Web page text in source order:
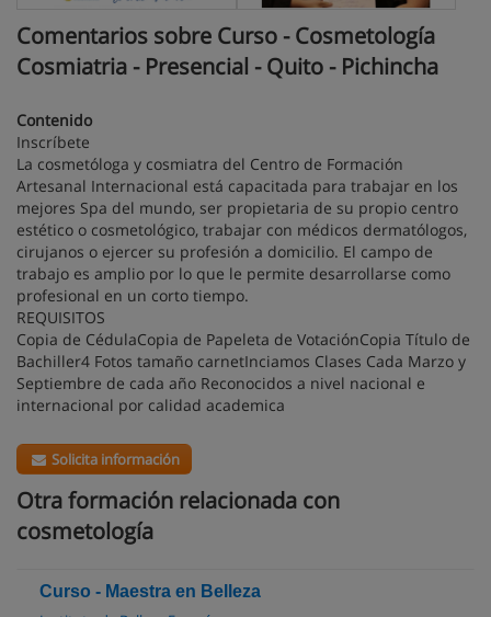
Comentarios sobre Curso - Cosmetología
Cosmiatria - Presencial - Quito - Pichincha
Contenido
Inscríbete
La cosmetóloga y cosmiatra del Centro de Formación
Artesanal Internacional está capacitada para trabajar en los
mejores Spa del mundo, ser propietaria de su propio centro
estético o cosmetológico, trabajar con médicos dermatólogos,
cirujanos o ejercer su profesión a domicilio. El campo de
trabajo es amplio por lo que le permite desarrollarse como
profesional en un corto tiempo.
REQUISITOS
Copia de CédulaCopia de Papeleta de VotaciónCopia Título de
Bachiller4 Fotos tamaño carnetInciamos Clases Cada Marzo y
Septiembre de cada año Reconocidos a nivel nacional e
internacional por calidad academica
Solicita información
Otra formación relacionada con
cosmetología
Curso - Maestra en Belleza